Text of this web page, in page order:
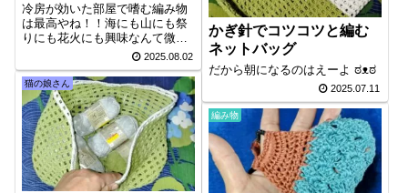
冷房が効いた部屋で嗜む編み物
は最高やね！！海にも山にも祭
りにも花火にも興味なんて微塵
も湧かねーのよ、インドア派に
2025.08.02
かぎ針でコツコツと編む
ネットバッグ
だから朝になるのはえーよ ಠ⁠ᴥ⁠ಠ
2025.07.11
猫の娘さん
編み物